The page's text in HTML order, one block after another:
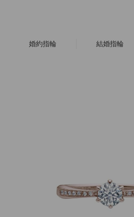
婚約指輪 結婚指輪